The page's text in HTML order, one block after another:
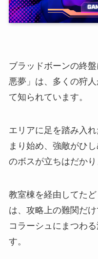
ブラッドボーンの終
悪夢」は、多くの狩
て知られています。
エリアに足を踏み入
まり始め、強敵がひ
のボスが立ちはだかり
教室棟を経由してた
は、攻略上の難関だ
コラーシュにまつわ
す。